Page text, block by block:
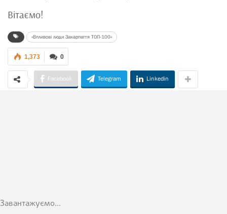
Вітаємо!
«Впливові люди Закарпаття ТОП-100»
0
1,373
Facebook Telegram Linkedin
Завантажуємо...